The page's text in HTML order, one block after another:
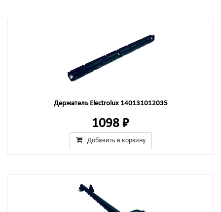
Держатель Electrolux 140131012035
1098 ₽
Добавить в корзину